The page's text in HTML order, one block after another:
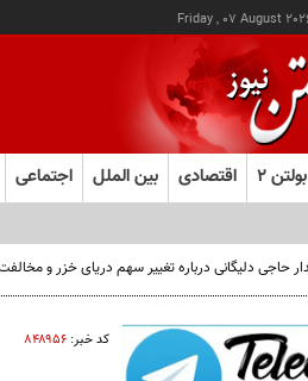
Friday , 07 August
بولتن ۲ اقتصادی بین الملل اجتماعی
کد خبر: ۸۴۸۹۵۶